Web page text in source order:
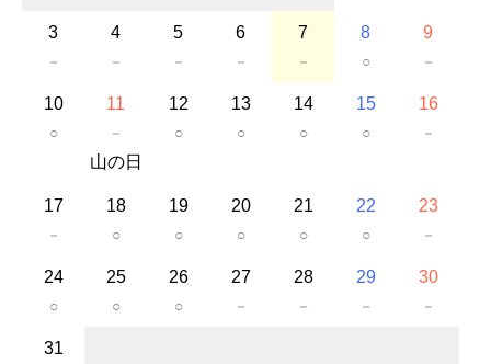
3
－
4
－
5
－
6
－
7
－
8
○
9
－
10
○
11
－
山の日
12
○
13
○
14
○
15
○
16
－
17
－
18
○
19
○
20
○
21
○
22
○
23
－
24
○
25
○
26
○
27
－
28
－
29
－
30
－
31